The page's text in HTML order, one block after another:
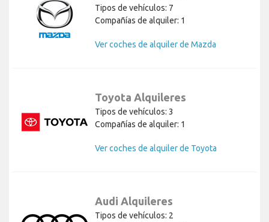
Tipos de vehículos: 7
Compañías de alquiler: 1
Ver coches de alquiler de Mazda
Toyota Alquileres
Tipos de vehículos: 3
Compañías de alquiler: 1
Ver coches de alquiler de Toyota
Audi Alquileres
Tipos de vehículos: 2